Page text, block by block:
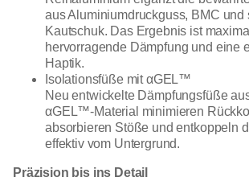
aus Aluminiumdruckguss, BMC und
Kautschuk. Das Ergebnis ist
hervorragende Dämpfung und eine
Haptik.
Isolationsfüße mit αGEL™
Neu entwickelte Dämpfungsfüße
αGEL™-Material minimieren
absorbieren Stöße und entkoppeln
effektiv vom Untergrund.
Präzision bis ins Detail